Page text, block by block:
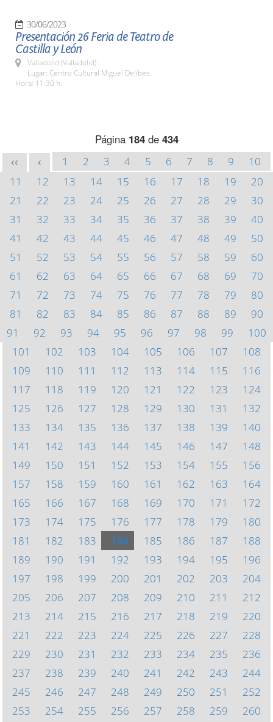
30/06/2023
Presentación 26 Feria de Teatro de
Castilla y León
Valladolid (Valladolid)
Lugar: Centro Cultural Miguel Delibes
Hora: 11:30 h.
Página 184de 434
<< < 1 2 3 4 5 6 7 8 9
10
11
12 13 14 15 16 17 18 19
20
21
22 23 24 25 26 27 28 29
30
31
32 33 34 35 36 37 38 39
40
41
42 43 44 45 46 47 48 49
50
51
52 53 54 55 56 57 58 59
60
61
62 63 64 65 66 67 68 69
70
71
72 73 74 75 76 77 78 79
80
81
82 83 84 85 86 87 88 89
90
91
92 93 94 95 96 97 98 99
100
101
102 103 104 105 106 107
108
109
110 111 112 113 114 115
116
117
118 119 120 121 122 123
124
125
126 127 128 129 130 131
132
133
134 135 136 137 138 139
140
141
142 143 144 145 146 147
148
149
150 151 152 153 154 155
156
157
158 159 160 161 162 163
164
165
166 167 168 169 170 171
172
173
174 175 176 177 178 179
180
181
182 183 184 185 186 187
188
189
190 191 192 193 194 195
196
197
198 199 200 201 202 203
204
205
206 207 208 209 210 211
212
213
214 215 216 217 218 219
220
221
222 223 224 225 226 227
228
229
230 231 232 233 234 235
236
237
238 239 240 241 242 243
244
245
246 247 248 249 250 251
252
253
254 255 256 257 258 259
260